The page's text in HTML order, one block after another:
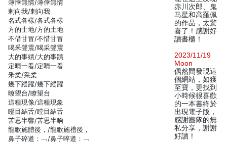
薄悻無情/薄倖無情
剌向我/刺向我
名式各樣/各式各樣
方的士地/方的土地
不借甘冒/不惜甘冒
喝釆聲震/喝采聲震
大的事績/大的事蹟
定晴一看/定睛一看
釆柔/采柔
幾下蹤躍/幾下縱躍
暸望台/瞭望台
這種現像/這種現象
瞪目結舌/瞠目結舌
苦思半響/苦思半晌
龍歌施體後，/龍歌施禮後，
鼻子碎道：﹁/鼻子啐道：﹁
赤川次郎、鬼
马星和高羅佩
的作品，太驚
喜了！感謝好
讀書櫃！
2023/11/19
Moon
偶然間發現這
個網站，如獲
至寶，更找到
小時候很喜歡
的一本書終於
出現電子版，
感謝團隊的無
私分享，謝謝
好讀！